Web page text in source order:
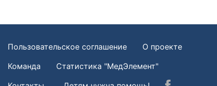
Пользовательское соглашение
О проекте
Команда
Статистика "МедЭлемент"